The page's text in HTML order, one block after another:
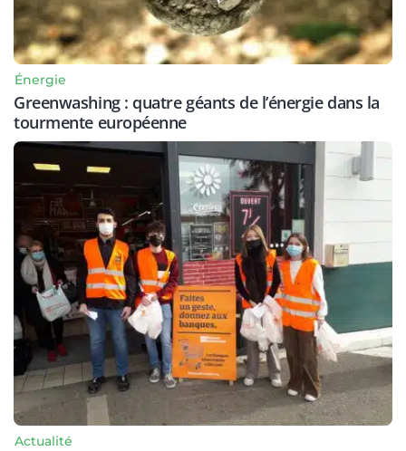
Énergie
Greenwashing : quatre géants de l’énergie dans la
tourmente européenne
Actualité